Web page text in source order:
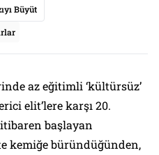
Büyüt
az eğitimli ‘kültürsüz’
elit’lere karşı 20.
başlayan
ete kemiğe büründüğünden,